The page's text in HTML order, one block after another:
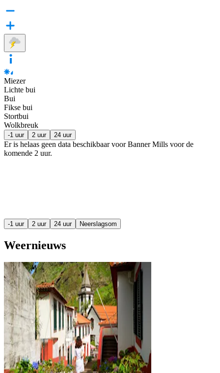
Miezer
Lichte bui
Bui
Fikse bui
Stortbui
Wolkbreuk
-1 uur 2 uur 24 uur
Er is helaas geen data beschikbaar voor Banner Mills voor de
komende 2 uur.
-1 uur 2 uur 24 uur Neerslagsom
Weernieuws